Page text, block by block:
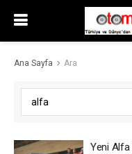
Ana Sayfa Ara
Yeni Alfa